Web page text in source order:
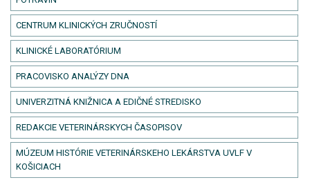
CENTRUM KLINICKÝCH ZRUČNOSTÍ
KLINICKÉ LABORATÓRIUM
PRACOVISKO ANALÝZY DNA
UNIVERZITNÁ KNIŽNICA A EDIČNÉ STREDISKO
REDAKCIE VETERINÁRSKYCH ČASOPISOV
MÚZEUM HISTÓRIE VETERINÁRSKEHO LEKÁRSTVA UVLF V
KOŠICIACH